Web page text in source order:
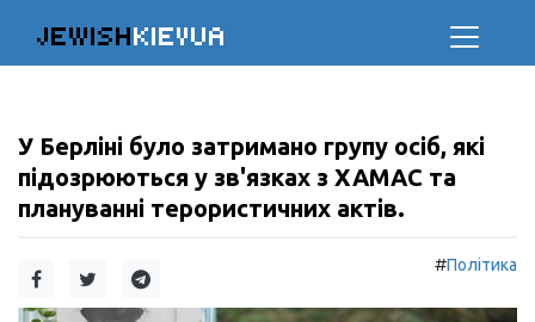
JEWISHKIEVUA
У Берліні було затримано групу осіб, які
підозрюються у зв'язках з ХАМАС та
плануванні терористичних актів.
#Політика